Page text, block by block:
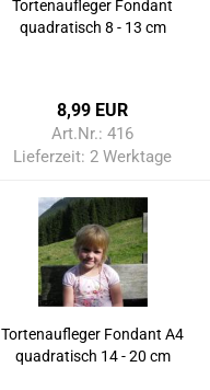
Tortenaufleger Fondant
quadratisch 8 - 13 cm
8,99 EUR
Art.Nr.: 416
Lieferzeit:2 Werktage
Tortenaufleger Fondant A4
quadratisch 14 - 20 cm